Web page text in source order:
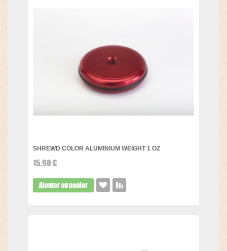
SHREWD COLOR ALUMINIUM WEIGHT 1 OZ
15,90 €
Ajouter au panier